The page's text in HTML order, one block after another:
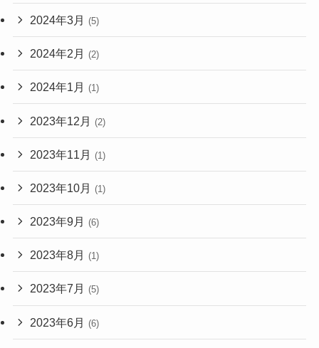
2024年3月 (5)
2024年2月 (2)
2024年1月 (1)
2023年12月 (2)
2023年11月 (1)
2023年10月 (1)
2023年9月 (6)
2023年8月 (1)
2023年7月 (5)
2023年6月 (6)